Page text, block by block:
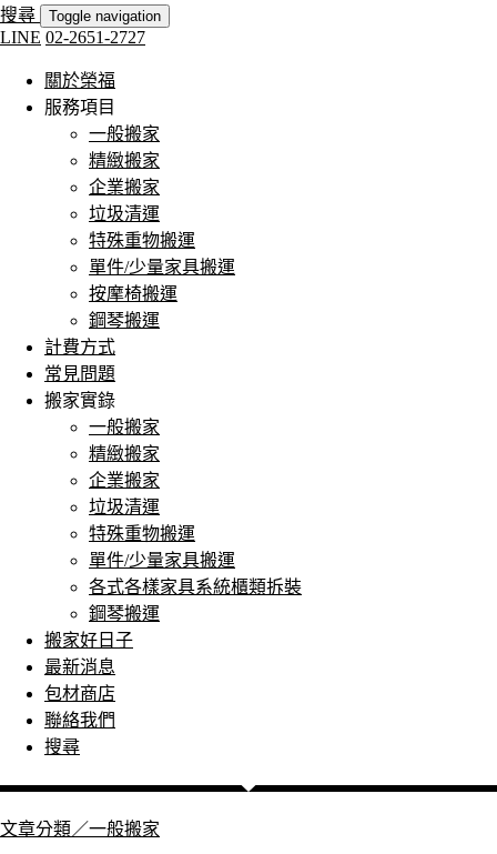
搜尋 Toggle navigation
LINE 02-2651-2727
關於榮福
服務項目
一般搬家
精緻搬家
企業搬家
垃圾清運
特殊重物搬運
單件/少量家具搬運
按摩椅搬運
鋼琴搬運
計費方式
常見問題
搬家實錄
一般搬家
精緻搬家
企業搬家
垃圾清運
特殊重物搬運
單件/少量家具搬運
各式各樣家具系統櫃類拆裝
鋼琴搬運
搬家好日子
最新消息
包材商店
聯絡我們
搜尋
文章分類／一般搬家